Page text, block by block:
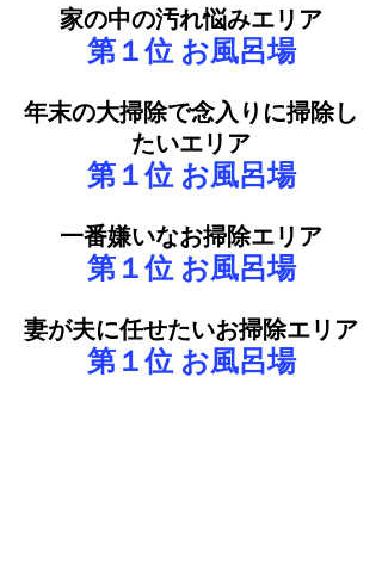
家の中の汚れ悩みエリア
第１位 お風呂場
年末の大掃除で念入りに掃除し
たいエリア
第１位 お風呂場
一番嫌いなお掃除エリア
第１位 お風呂場
妻が夫に任せたいお掃除エリア
第１位 お風呂場